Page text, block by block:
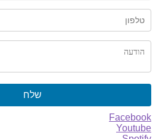
שלח
Facebook
Youtube